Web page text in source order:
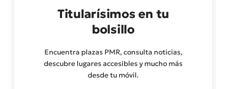
Titularísimos en tu
bolsillo
Encuentra plazas PMR, consulta noticias,
descubre lugares accesibles y mucho más
desde tu móvil.